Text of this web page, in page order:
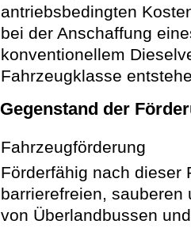
antriebsbedingten
bei der Anschaffung
konventionellem
Fahrzeugklasse
Gegenstand der
Fahrzeugförderung
Förderfähig nach dieser
barrierefreien,
von Überlandbussen